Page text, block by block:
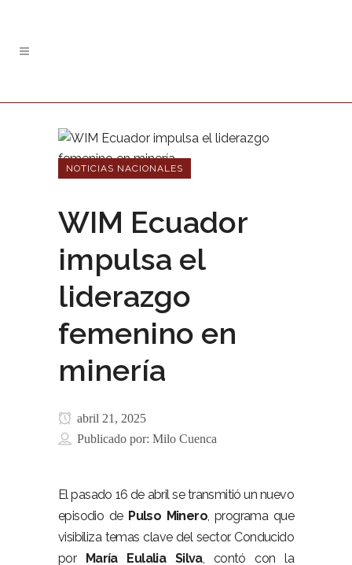
NOTICIAS NACIONALES
WIM Ecuador
impulsa el
liderazgo
femenino en
minería
abril 21, 2025
Publicado por: Milo Cuenca
El pasado 16 de abril se transmitió un nuevo
episodio de Pulso Minero, programa que
visibiliza temas clave del sector. Conducido
por María Eulalia Silva, contó con la